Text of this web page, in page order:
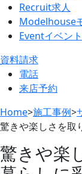
Recruit求人
Modelhouse
Eventイベン
資料請求
電話
来店予約
Home>施工事例>
驚きや楽しさを取
驚きや楽